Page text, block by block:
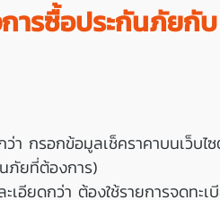
ารซื้อประกันภัยกั
ว่า กรอกข้อมูลเช็คราคาบนเว็บ
ภัยที่ต้องการ)
เอียดกว่า ต้องใช้รายการจดทะ